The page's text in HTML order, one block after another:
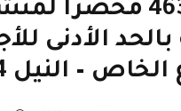
تحرير 463 محضرًا
الأدنى
– النيل 24